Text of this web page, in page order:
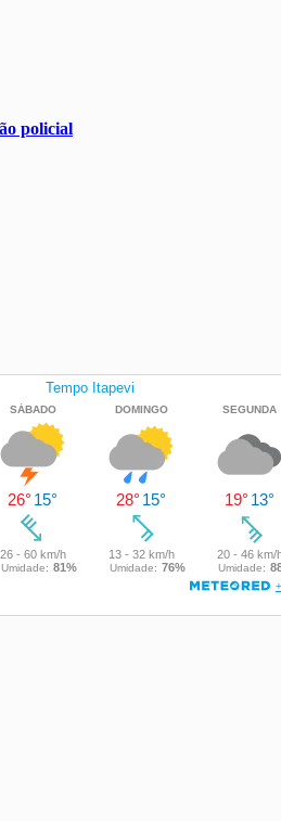
policial